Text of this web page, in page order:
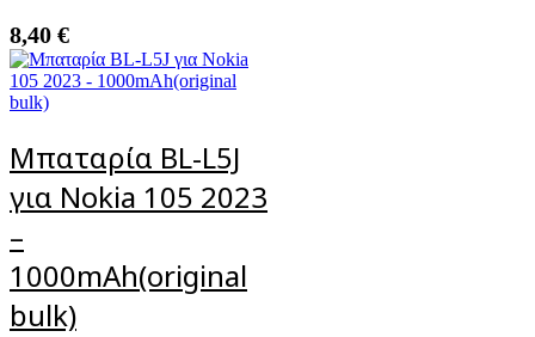
8,40 €
Μπαταρία BL-L5J
για Nokia 105 2023
–
1000mAh(original
bulk)